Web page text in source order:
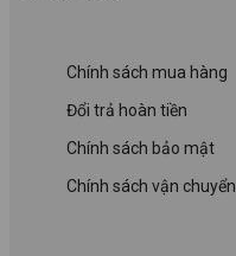
Chính sách mua hàng
Đổi trả hoàn tiền
Chính sách bảo mật
Chính sách vận chuyển